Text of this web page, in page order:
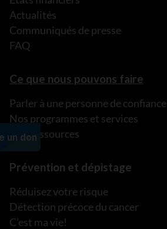
Actualités
Communiqués de presse
FAQ
Ce que nous pouvons faire
Parler à une personne de confiance
Nos programmes et services
Nos ressources
Prévention et dépistage
Réduisez votre risque
Détection précoce du cancer
C’est ma vie!